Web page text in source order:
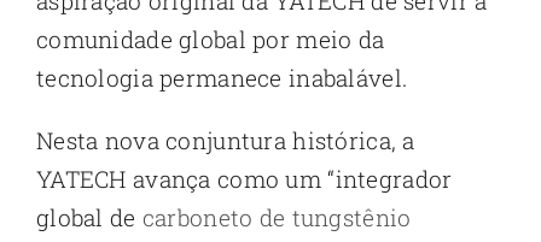
comunidade global por meio da
tecnologia permanece inabalável.
Nesta nova conjuntura histórica, a
YATECH avança como um “integrador
global de carboneto de tungstênio